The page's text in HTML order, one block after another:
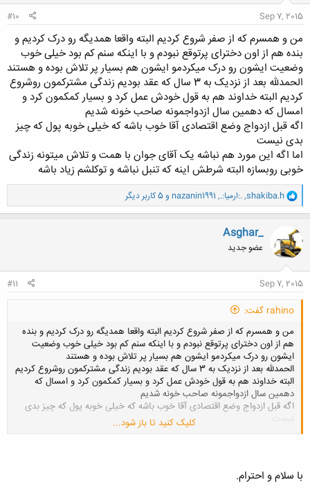
Sep 7, 2015
#10
من و همسرم که از صفر شروع کردیم البته واقعا همدیگه رو درک کردیم و
بنده هم از اون دخترای پرتوقع نبودم و با اینکه سنم کم بود خیلی خوب
وضعیت ایشون رو درک میکردمو ایشون هم بسیار پر تلاش بوده و هستند
الحمدلله بعد از نزدیک به 3 سال که عقد بودیم زندگی مشترکمون روشروع
کردیم البته خداوند هم به قول خودش عمل کرد و بسیار کمکمون کرد و
امسال که دهمین سال ازدواجمونه صاحب خونه شدیم
اگه قبل ازدواج وضع اقتصادی آقا خوب باشه که خیلی خوبه پول که چیز
بدی نیست
اما اگه این مورد هم نباشه یک آقای جوان با همت و تلاش میتونه زندگی
خوبی روبسازه البته شرطش اینه که تنبل نباشه و توکلشم زیاد باشه
و
ا
ک
ش
ه
ا
shakiba.h
,.:ارمیا:.,
nazanin1991 و 5 کاربر دیگر
Asghar_
عضو جدید
Sep 7, 2015
#11
rahino گفت:
من و همسرم که از صفر شروع کردیم البته واقعا همدیگه رو درک کردیم و بنده
هم از اون دخترای پرتوقع نبودم و با اینکه سنم کم بود خیلی خوب وضعیت
ایشون رو درک میکردمو ایشون هم بسیار پر تلاش بوده و هستند
الحمدلله بعد از نزدیک به 3 سال که عقد بودیم زندگی مشترکمون روشروع کردیم
البته خداوند هم به قول خودش عمل کرد و بسیار کمکمون کرد و امسال که
دهمین سال ازدواجمونه صاحب خونه شدیم
اگه قبل ازدواج وضع اقتصادی آقا خوب باشه که خیلی خوبه پول که چیز بدی
نیست
اما اگه این مورد هم نباشه یک آقای جوان با همت و تلاش میتونه زندگی
کلیک کنید تا باز شود...
با سلام و احترام.